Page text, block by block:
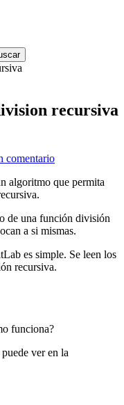
recursiva
comentario
algoritmo que permita
de una función división
a si mismas.
es simple. Se leen los
recursiva.
funciona?
ver en la